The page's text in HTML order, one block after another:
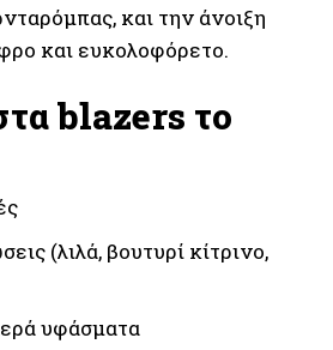
και την άνοιξη
και ευκολοφόρετο.
blazers το
(λιλά, βουτυρί κίτρινο,
υφάσματα